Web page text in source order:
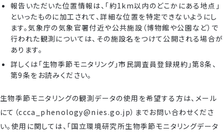
報告いただいた位置情報は、「約1km以内のどこかにある地点」
といったものに加工されて、詳細な位置を特定できないようにし
ます。気象庁の気象官署付近や公共施設（博物館や公園など）で
行われた観測については、その施設名をつけて公開される場合が
あります。
詳しくは「生物季節モニタリング」市民調査員登録規約」第8条、
第9条をお読みください。
生物季節モニタリングの観測データの使用を希望する方は、メール
にて（ccca_phenology@nies.go.jp）までお問い合わせくださ
い。使用に関しては、「国立環境研究所生物季節モニタリングデータ